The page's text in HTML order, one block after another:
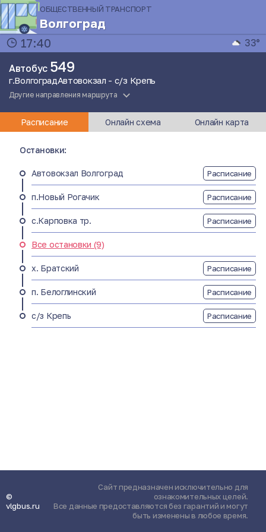
ОБЩЕСТВЕННЫЙ ТРАНСПОРТ
Волгоград
17:40
33°
Автобус 549
г.ВолгоградАвтовокзал - с/з Крепь
Другие направления маршрута
Расписание Онлайн схема Онлайн карта
Остановки:
Автовокзал Волгоград Расписание
п.Новый Рогачик Расписание
с.Карповка тр. Расписание
Все остановки (9)
х. Братский Расписание
п. Белоглинский Расписание
с/з Крепь Расписание
©
vlgbus.ru
Сайт предназначен исключительно для
ознакомительных целей.
Все данные предоставляются без гарантий и могут
быть изменены в любое время.